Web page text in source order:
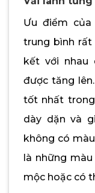
Ưu điểm
trung bình rất
kết với nhau
được tăng
tốt nhất
dày dặn và
không có
là những
mộc hoặc có